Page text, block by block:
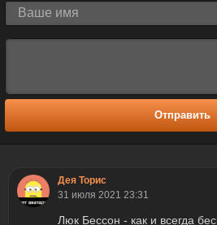
Отправить
Дея Торис
31 июля 2021 23:31
Люк Бессон - как и всегда